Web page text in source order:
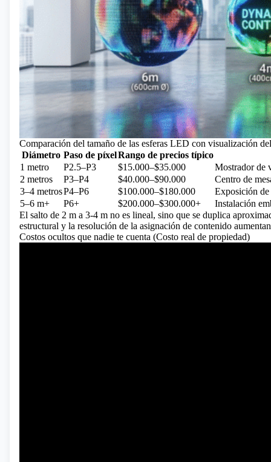
Comparación del tamaño de las esferas LED con visualización
Diámetro Paso de píxelRango de precios típico
1 metro
P2.5–P3 $15.000–$35.000
Mostrador de
2 metros
P3–P4 $40.000–$90.000
Centro de
3–4 metrosP4–P6 $100.000–$180.000
Exposición
5–6 m+
P6+ $200.000–$300.000+
Instalación
El salto de 2 m a 3-4 m no es lineal, sino que se duplica
estructural y la resolución de la asignación de contenido
Costos ocultos que nadie te cuenta (Costo real de propiedad)